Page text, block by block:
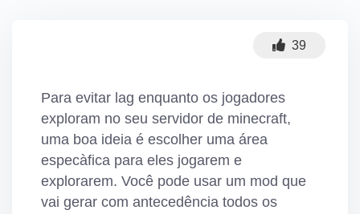
39
Para evitar lag enquanto os jogadores
exploram no seu servidor de minecraft,
uma boa ideia é escolher uma área
especà­fica para eles jogarem e
explorarem. Você pode usar um mod que
vai gerar com antecedência todos os